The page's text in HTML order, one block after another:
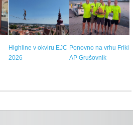
Highline v okviru EJC
2026
Ponovno na vrhu Friki
AP Grušovnik